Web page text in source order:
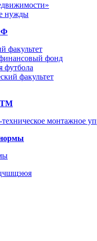
нужды
факультет
фонд
футбола
факультет
техническое монтажное
чшщэюя